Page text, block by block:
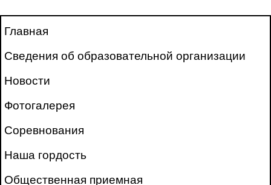
Главная
Сведения об образовательной организации
Новости
Фотогалерея
Соревнования
Наша гордость
Общественная приемная